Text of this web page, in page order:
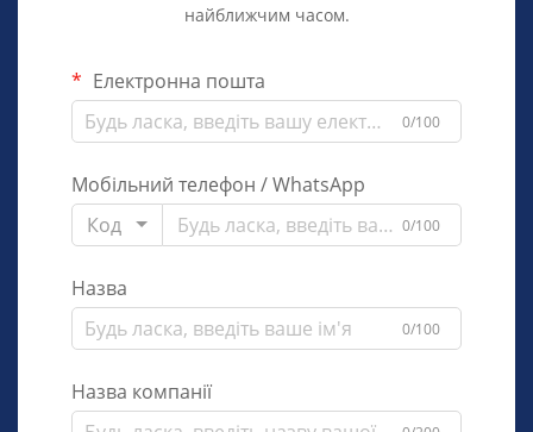
найближчим часом.
Електронна пошта
0/100
Мобільний телефон / WhatsApp
Код
0/100
Назва
0/100
Назва компанії